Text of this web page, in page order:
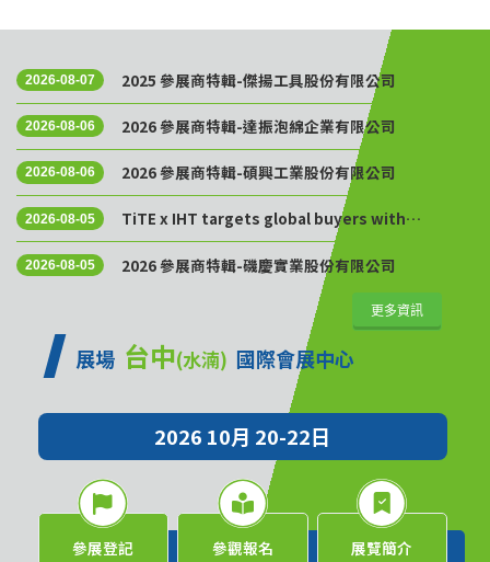
2026-08-07 2025 參展商特輯-傑揚工具股份有限公司
2026-08-06 2026 參展商特輯-達振泡綿企業有限公司
2026-08-06 2026 參展商特輯-碩興工業股份有限公司
2026-08-05
TiTE x IHT targets global buyers with
Golden Sourcing Week
2026-08-05 2026 參展商特輯-磯慶實業股份有限公司
更多資訊
展場 台中(水湳) 國際會展中心
2026 10月 20-22日
參展登記 參觀報名 展覽簡介